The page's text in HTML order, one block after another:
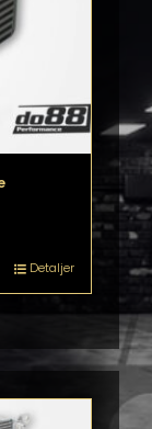
Detaljer